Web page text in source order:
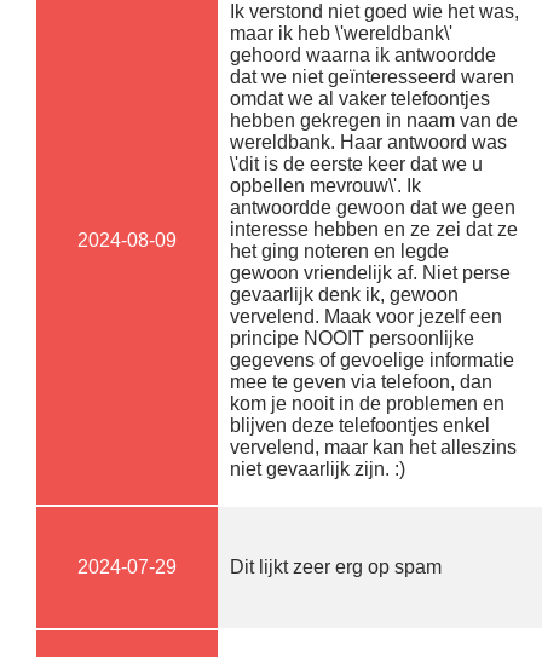
2024-08-09
Ik verstond niet goed wie het was,
maar ik heb \'wereldbank\'
gehoord waarna ik antwoordde
dat we niet geïnteresseerd waren
omdat we al vaker telefoontjes
hebben gekregen in naam van de
wereldbank. Haar antwoord was
\'dit is de eerste keer dat we u
opbellen mevrouw\'. Ik
antwoordde gewoon dat we geen
interesse hebben en ze zei dat ze
het ging noteren en legde
gewoon vriendelijk af. Niet perse
gevaarlijk denk ik, gewoon
vervelend. Maak voor jezelf een
principe NOOIT persoonlijke
gegevens of gevoelige informatie
mee te geven via telefoon, dan
kom je nooit in de problemen en
blijven deze telefoontjes enkel
vervelend, maar kan het alleszins
niet gevaarlijk zijn. :)
2024-07-29 Dit lijkt zeer erg op spam